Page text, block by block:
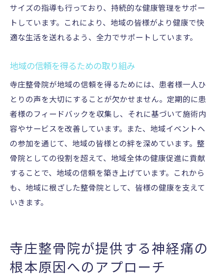
サイズの指導も行っており、持続的な健康管理をサポー
トしています。これにより、地域の皆様がより健康で快
適な生活を送れるよう、全力でサポートしています。
地域の信頼を得るための取り組み
寺庄整骨院が地域の信頼を得るためには、患者様一人ひ
とりの声を大切にすることが欠かせません。定期的に患
者様のフィードバックを収集し、それに基づいて施術内
容やサービスを改善しています。また、地域イベントへ
の参加を通じて、地域の皆様との絆を深めています。整
骨院としての役割を超えて、地域全体の健康促進に貢献
することで、地域の信頼を築き上げています。これから
も、地域に根ざした整骨院として、皆様の健康を支えて
いきます。
寺庄整骨院が提供する神経痛の
根本原因へのアプローチ